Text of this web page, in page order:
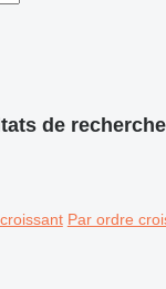
de recherche
Par ordre